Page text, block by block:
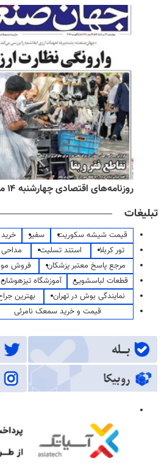
روزنامه‌های اقتصادی چهارشنبه ۱۴ مرداد ۱۴۰۵
تبلیغات
قیمت شیشه سکوریت سفیر
تور کربلا
استند تسلیت مداحی
مرجع پاسخ معتبر پزشکان
فروش
قطعات لباسشویی
آموزشگاه تیزهوشان
نمایندگی بوش در تهران
بهترین
قیمت و خرید سمعک نامرئی